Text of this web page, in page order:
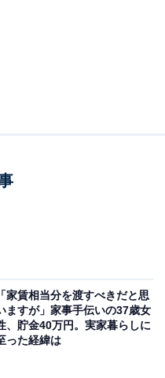
「家賃相当分を渡すべきだと思
ますが」家事手伝いの37歳女
、貯金40万円。実家暮らしに
った経緯は